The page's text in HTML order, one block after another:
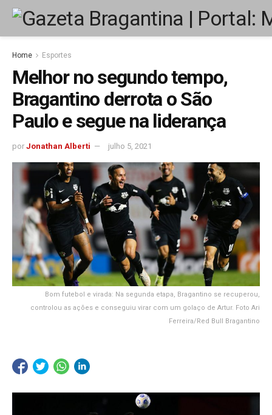
Home Esportes
Melhor no segundo tempo,
Bragantino derrota o São
Paulo e segue na liderança
por Jonathan Alberti julho 5, 2021
Bom futebol e virada: Na segunda etapa, Bragantino se recuperou,
controlou as ações e conseguiu virar com um golaço de Artur. Foto Ari
Ferreira/Red Bull Bragantino